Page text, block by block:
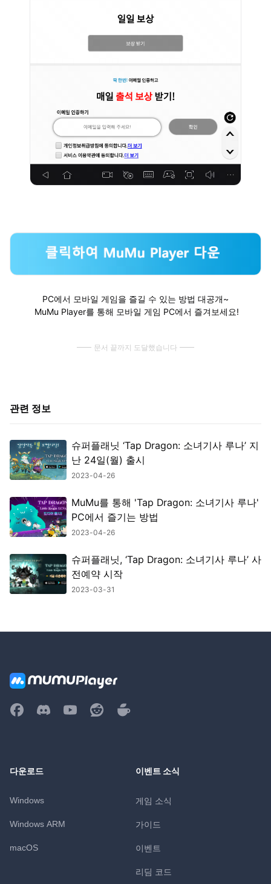
PC에서 모바일 게임을 즐길 수 있는 방법 대공개~
MuMu Player를 통해 모바일 게임 PC에서 즐겨보세요!
문서 끝까지 도달했습니다
관련 정보
슈퍼플래닛 ‘Tap Dragon: 소녀기사 루나’ 지
난 24일(월) 출시
2023-04-26
MuMu를 통해 'Tap Dragon: 소녀기사 루나'
PC에서 즐기는 방법
2023-04-26
슈퍼플래닛, ‘Tap Dragon: 소녀기사 루나’ 사
전예약 시작
2023-03-31
다운로드
Windows
Windows ARM
macOS
이벤트 소식
게임 소식
가이드
이벤트
리딤 코드